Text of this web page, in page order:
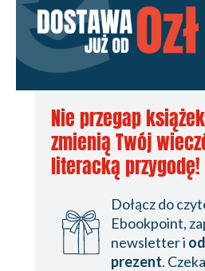
Nie przegap
zmienią Twój
literacką przygodę!
Dołącz do
Ebookpoint,
newsletter i
prezent.